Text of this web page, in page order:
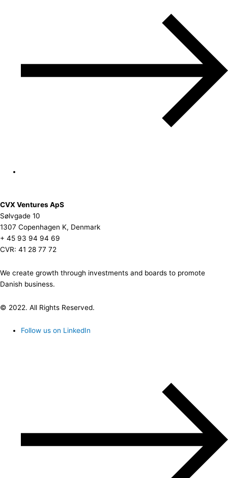
CVX Ventures ApS
Sølvgade 10
1307 Copenhagen K, Denmark
+ 45 93 94 94 69
CVR: 41 28 77 72
We create growth through investments and boards to promote
Danish business.
© 2022. All Rights Reserved.
Follow us on LinkedIn